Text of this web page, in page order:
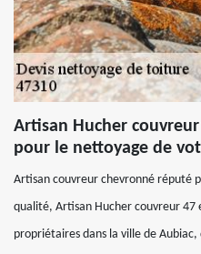
Artisan Hucher
pour le nettoyage de
Artisan couvreur chevronné réputé
qualité, Artisan Hucher couvreur 47
propriétaires dans la ville de